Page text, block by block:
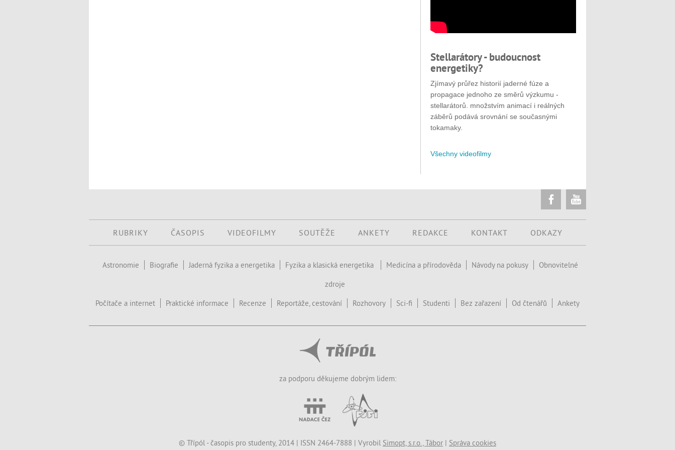
Stellarátory - budoucnost
energetiky?
Zjímavý průřez historií jaderné fúze a
propagace jednoho ze směrů výzkumu -
stellarátorů. množstvím animací i reálných
záběrů podává srovnání se současnými
tokamaky.
Všechny videofilmy
RUBRIKY ČASOPIS VIDEOFILMY SOUTĚŽE ANKETY REDAKCE KONTAKT ODKAZY
Astronomie Biografie Jaderná fyzika a energetika Fyzika a klasická energetika Medicína a přírodověda Návody na pokusy
Obnovitelné
zdroje
Počítače a internet
Praktické informace Recenze Reportáže, cestování Rozhovory Sci-fi Studenti Bez zařazení Od čtenářů Ankety
za podporu děkujeme dobrým lidem:
© Třípól - časopis pro studenty, 2014 | ISSN 2464-7888 | Vyrobil Simopt, s.r.o., Tábor | Správa cookies